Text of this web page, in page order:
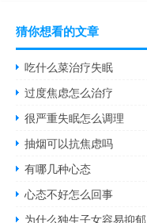
猜你想看的文章
吃什么菜治疗失眠
过度焦虑怎么治疗
很严重失眠怎么调理
抽烟可以抗焦虑吗
有哪几种心态
心态不好怎么回事
为什么独生子女容易抑郁